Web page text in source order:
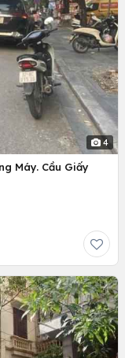
4
Máy. Cầu Giấy